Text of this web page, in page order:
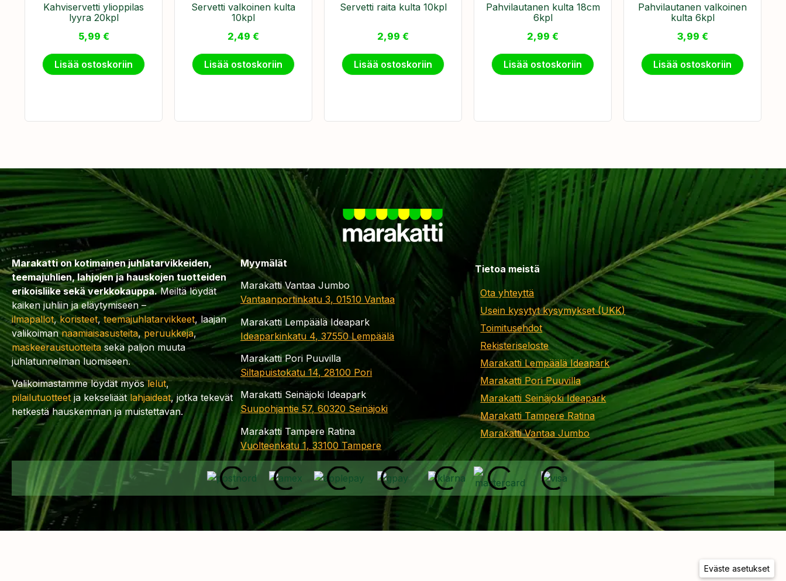
Kahviservetti ylioppilas
lyyra 20kpl
5,99 €
Lisää ostoskoriin
Servetti valkoinen kulta
10kpl
2,49 €
Lisää ostoskoriin
Servetti raita kulta 10kpl
2,99 €
Lisää ostoskoriin
Pahvilautanen kulta 18cm
6kpl
2,99 €
Lisää ostoskoriin
Pahvilautanen valkoinen
kulta 6kpl
3,99 €
Lisää ostoskoriin
Marakatti on kotimainen juhlatarvikkeiden,
teemajuhlien, lahjojen ja hauskojen tuotteiden
erikoisliike sekä verkkokauppa.Meiltä löydät
kaiken juhliin ja eläytymiseen –
ilmapallot,koristeet, teemajuhlatarvikkeet, laajan
valikoimannaamiaisasusteita, peruukkeja,
maskeeraustuotteitasekä paljon muuta
juhlatunnelman luomiseen.
Valikoimastamme löydät myöslelut,
pilailutuotteetja kekseliäät lahjaideat, jotka tekevät
hetkestä hauskemman ja muistettavan.
Myymälät
Marakatti Vantaa Jumbo
Vantaanportinkatu 3, 01510 Vantaa
Marakatti Lempäälä Ideapark
Ideaparkinkatu 4, 37550 Lempäälä
Marakatti Pori Puuvilla
Siltapuistokatu 14, 28100 Pori
Marakatti Seinäjoki Ideapark
Suupohjantie 57, 60320 Seinäjoki
Marakatti Tampere Ratina
Vuolteenkatu 1, 33100 Tampere
Tietoa meistä
Ota yhteyttä
Usein kysytyt kysymykset (UKK)
Toimitusehdot
Rekisteriseloste
Marakatti Lempäälä Ideapark
Marakatti Pori Puuvilla
Marakatti Seinäjoki Ideapark
Marakatti Tampere Ratina
Marakatti Vantaa Jumbo
Eväste asetukset